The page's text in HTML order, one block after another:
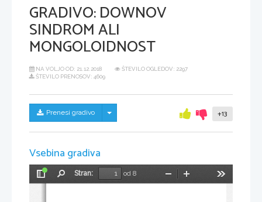
GRADIVO:DOWNOV
SINDROM ALI
MONGOLOIDNOST
NA VOLJO OD: 21.12.2018
ŠTEVILO OGLEDOV: 2297
ŠTEVILO PRENOSOV: 4609
Prenesi gradivo Skrij/prikaži meni +13
Vsebina gradiva
Preklopi
Stran:
od 8
Pomanjšaj